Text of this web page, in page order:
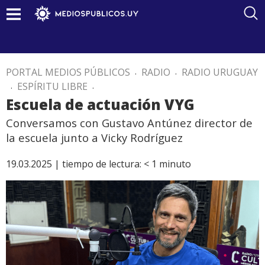
PORTAL MEDIOS PÚBLICOS . RADIO . RADIO URUGUAY
. ESPÍRITU LIBRE .
Escuela de actuación VYG
Conversamos con Gustavo Antúnez director de
la escuela junto a Vicky Rodríguez
19.03.2025 | tiempo de lectura: < 1 minuto